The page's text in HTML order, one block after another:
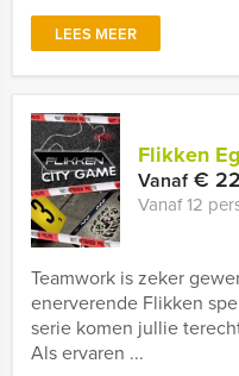
LEES MEER
Flikken
Vanaf€
Vanaf 12
Teamwork is zeker
enerverende Flikken
serie komen jullie
Als ervaren ...